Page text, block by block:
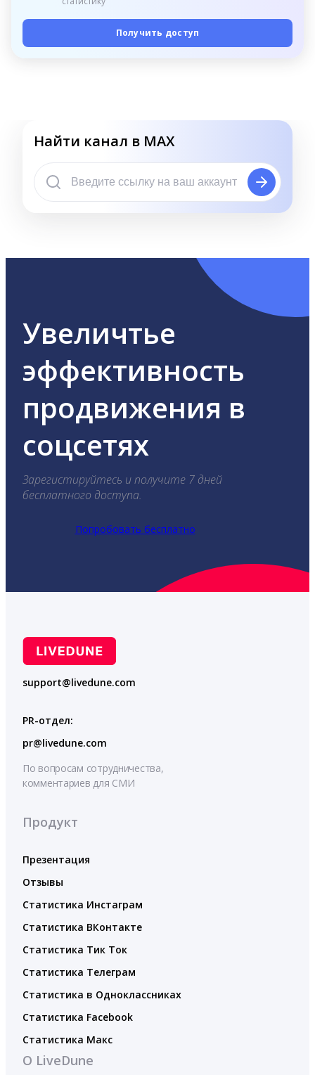
Получить доступ
Найти канал в MAX
Увеличтье
эффективность
продвижения в
соцсетях
Зарегистируйтесь и получите 7 дней
бесплатного доступа.
Попробовать бесплатно
support@livedune.com
PR-отдел:
pr@livedune.com
По вопросам сотрудничества,
комментариев для СМИ
Продукт
Презентация
Отзывы
Статистика Инстаграм
Статистика ВКонтакте
Статистика Тик Ток
Статистика Телеграм
Статистика в Одноклассниках
Статистика Facebook
Статистика Макс
О LiveDune